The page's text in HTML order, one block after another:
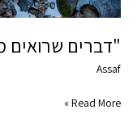
"דברים
Assaf
Read More »